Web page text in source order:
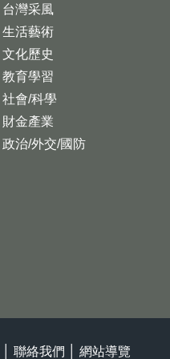
台灣采風
生活藝術
文化歷史
教育學習
社會/科學
財金產業
政治/外交/國防
聯絡我們 網站導覽